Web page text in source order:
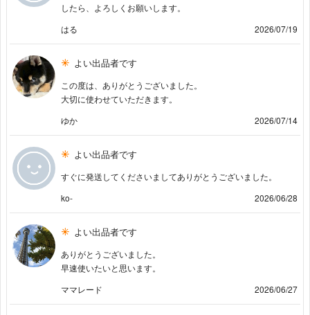
したら、よろしくお願いします。
はる
2026/07/19
よい出品者です
この度は、ありがとうございました。
大切に使わせていただきます。
ゆか
2026/07/14
よい出品者です
すぐに発送してくださいましてありがとうございました。
ko-
2026/06/28
よい出品者です
ありがとうございました。
早速使いたいと思います。
ママレード
2026/06/27